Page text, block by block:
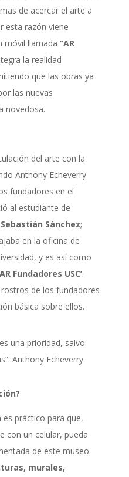
de acercar el arte a
esta razón viene
móvil llamada “AR
la realidad
que las obras ya
las nuevas
novedosa.
del arte con la
Anthony Echeverry
fundadores en el
al estudiante de
Sebastián Sánchez;
en la oficina de
y es así como
Fundadores USC’.
de los fundadores
básica sobre ellos.
una prioridad, salvo
Anthony Echeverry.
práctico para que,
con un celular, pueda
de este museo
murales,